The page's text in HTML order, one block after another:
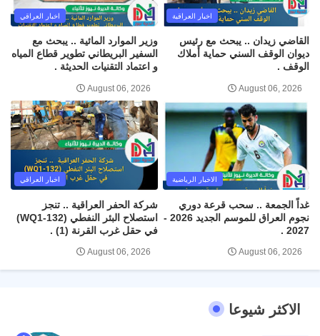
اخبار العراقية
القاضي زيدان .. يبحث مع رئيس
ديوان الوقف السني حماية أملاك
الوقف .
August 06, 2026
اخبار العراقي
وزير الموارد المائية .. يبحث مع
السفير البريطاني تطوير قطاع المياه
و اعتماد التقنيات الحديثة .
August 06, 2026
الاخبار الرياضية
غداً الجمعة .. سحب قرعة دوري
نجوم العراق للموسم الجديد 2026 -
2027 .
August 06, 2026
اخبار العراقي
شركة الحفر العراقية .. تنجز
استصلاح البئر النفطي (WQ1-132)
في حقل غرب القرنة (1) .
August 06, 2026
الاكثر شيوعا